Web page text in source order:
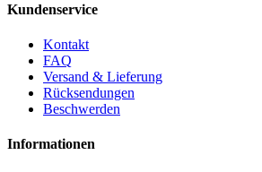
Kundenservice
Kontakt
FAQ
Versand & Lieferung
Rücksendungen
Beschwerden
Informationen